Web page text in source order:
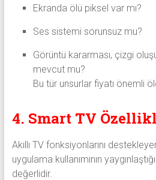
Ekranda ölü piksel var mı?
Ses sistemi sorunsuz mu?
Görüntü kararması, çizgi
mevcut mu?
Bu tür unsurlar fiyatı önemli
4. Smart TV
Akıllı TV fonksiyonlarını
uygulama kullanımının
değerlidir.